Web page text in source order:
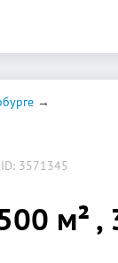
3571345
м² ,